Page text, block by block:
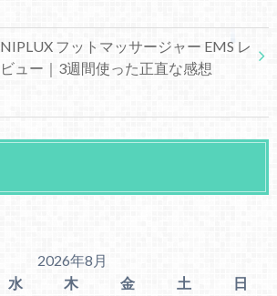
NIPLUX フットマッサージャー EMS レ
ビュー｜3週間使った正直な感想
2026年8月
水 木 金 土
日